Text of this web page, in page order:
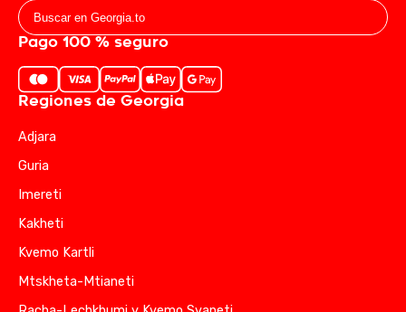
Pago 100 % seguro
Regiones de Georgia
Adjara
Guria
Imereti
Kakheti
Kvemo Kartli
Mtskheta-Mtianeti